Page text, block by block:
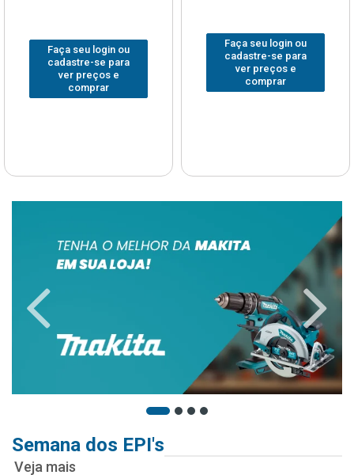
Faça seu login ou
cadastre-se para
ver preços e
comprar
Faça seu login ou
cadastre-se para
ver preços e
comprar
Semana dos EPI's
Veja mais